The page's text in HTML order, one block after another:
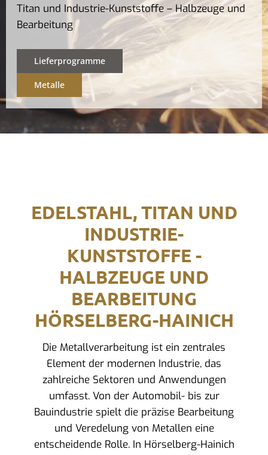
Titan und Industrie-Kunststoffe – Halbzeuge und
Bearbeitung
Lieferprogramme
Metalle
EDELSTAHL, TITAN UND
INDUSTRIE-
KUNSTSTOFFE -
HALBZEUGE UND
BEARBEITUNG
HÖRSELBERG-HAINICH
Die Metallverarbeitung ist ein zentrales
Element der modernen Industrie, das
zahlreiche Sektoren und Anwendungen
umfasst. Von der Automobil- bis zur
Bauindustrie spielt die präzise Bearbeitung
und Veredelung von Metallen eine
entscheidende Rolle. In Hörselberg-Hainich